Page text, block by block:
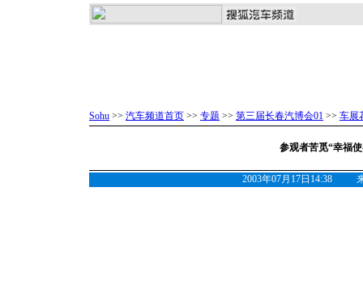
Sohu >> 汽车频道首页 >> 专题 >> 第三届长春汽博会01 >> 车展
参观者苦觅“幸福
2003年07月17日14:38